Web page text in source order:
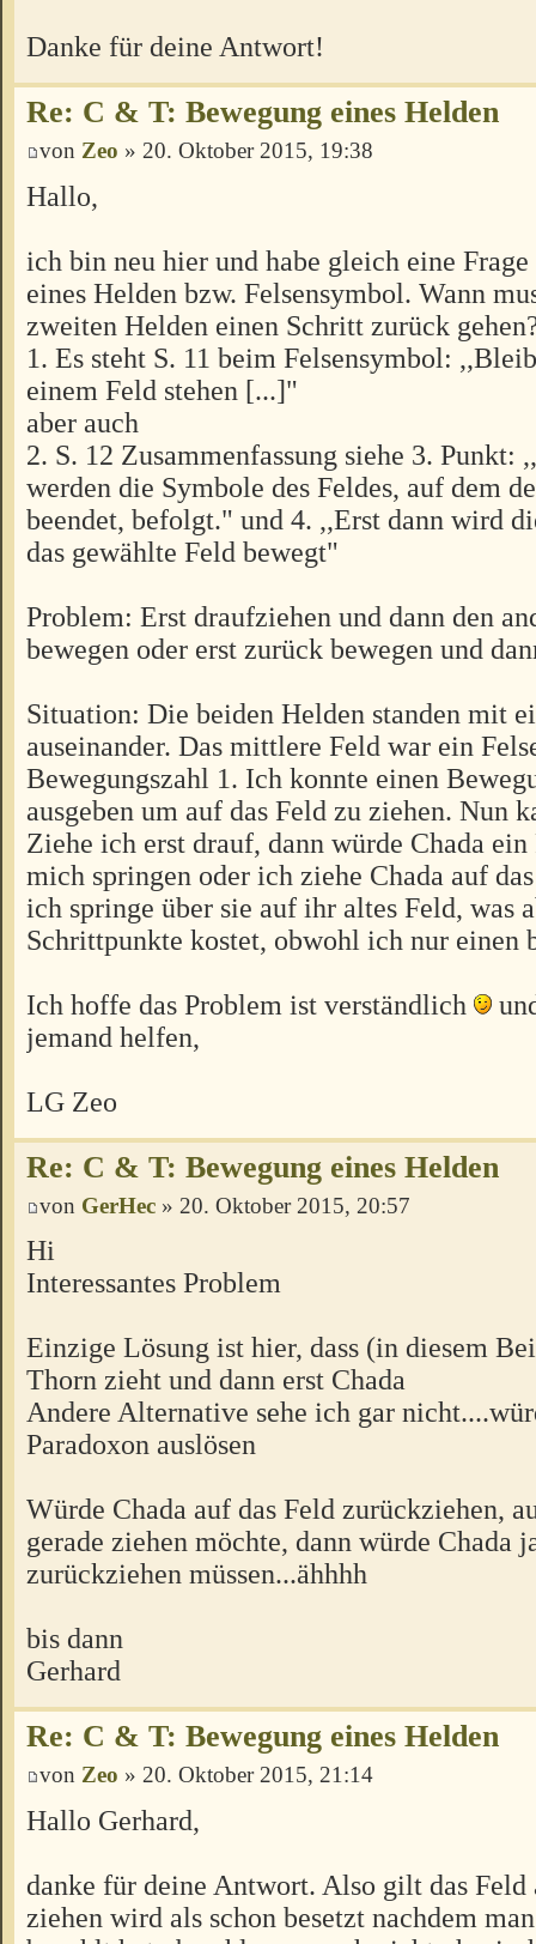
Danke für deine Antwort!
Re: C & T: Bewegung eines Helden
von Zeo » 20. Oktober 2015, 19:38
Hallo,
ich bin neu hier und habe gleich eine
eines Helden bzw. Felsensymbol. Wann
zweiten Helden einen Schritt zurück
1. Es steht S. 11 beim Felsensymbol:
einem Feld stehen [...]"
aber auch
2. S. 12 Zusammenfassung siehe 3. Punkt:
werden die Symbole des Feldes, auf dem
beendet, befolgt." und 4. ,,Erst dann wird
das gewählte Feld bewegt"
Problem: Erst draufziehen und dann den
bewegen oder erst zurück bewegen und
Situation: Die beiden Helden standen mit
auseinander. Das mittlere Feld war ein
Bewegungszahl 1. Ich konnte einen
ausgeben um auf das Feld zu ziehen. Nun
Ziehe ich erst drauf, dann würde Chada
mich springen oder ich ziehe Chada auf
ich springe über sie auf ihr altes Feld, was
Schrittpunkte kostet, obwohl ich nur einen
Ich hoffe das Problem ist verständlich
jemand helfen,
LG Zeo
Re: C & T: Bewegung eines Helden
von GerHec » 20. Oktober 2015, 20:57
Hi
Interessantes Problem
Einzige Lösung ist hier, dass (in diesem
Thorn zieht und dann erst Chada
Andere Alternative sehe ich gar
Paradoxon auslösen
Würde Chada auf das Feld zurückziehen,
gerade ziehen möchte, dann würde Chada
zurückziehen müssen...ähhhh
bis dann
Gerhard
Re: C & T: Bewegung eines Helden
von Zeo » 20. Oktober 2015, 21:14
Hallo Gerhard,
danke für deine Antwort. Also gilt das Feld
ziehen wird als schon besetzt nachdem